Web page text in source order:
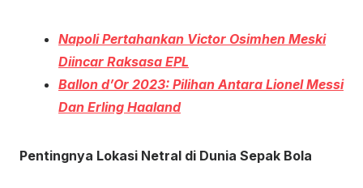
Napoli Pertahankan Victor Osimhen Meski
Diincar Raksasa EPL
Ballon d’Or 2023: Pilihan Antara Lionel Messi
Dan Erling Haaland
Pentingnya Lokasi Netral di Dunia Sepak Bola